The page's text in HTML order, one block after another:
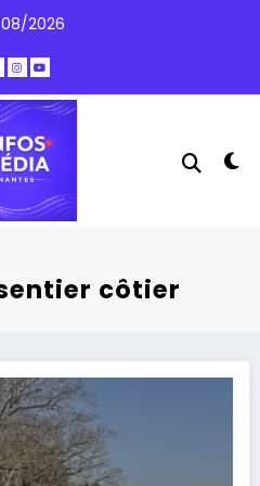
2026
côtier